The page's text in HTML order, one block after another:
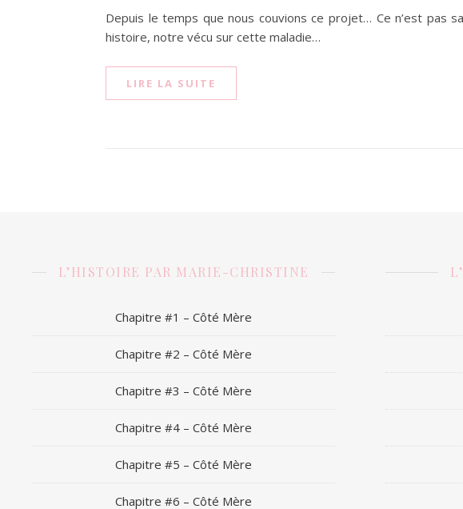
Depuis le temps que nous couvions ce projet… Ce n’est pas
histoire, notre vécu sur cette maladie…
LIRE LA SUITE
L’HISTOIRE PAR MARIE-CHRISTINE
Chapitre #1 – Côté Mère
Chapitre #2 – Côté Mère
Chapitre #3 – Côté Mère
Chapitre #4 – Côté Mère
Chapitre #5 – Côté Mère
Chapitre #6 – Côté Mère